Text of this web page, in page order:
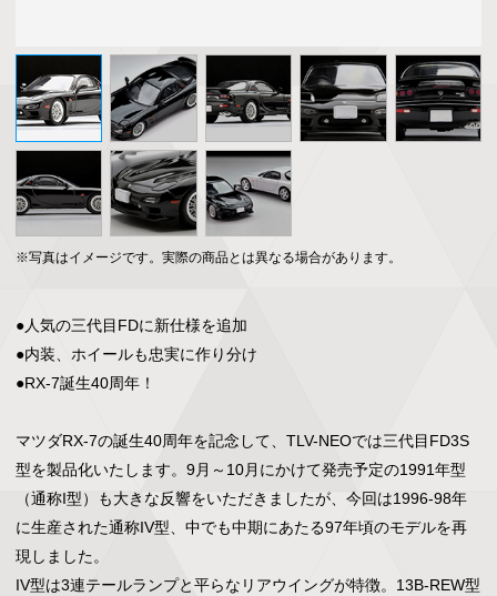
※写真はイメージです。実際の商品とは異なる場合があります。
●人気の三代目FDに新仕様を追加
●内装、ホイールも忠実に作り分け
●RX-7誕生40周年！
マツダRX-7の誕生40周年を記念して、TLV-NEOでは三代目FD3S
型を製品化いたします。9月～10月にかけて発売予定の1991年型
（通称I型）も大きな反響をいただきましたが、今回は1996-98年
に生産された通称IV型、中でも中期にあたる97年頃のモデルを再
現しました。
IV型は3連テールランプと平らなリアウイングが特徴。13B-REW型